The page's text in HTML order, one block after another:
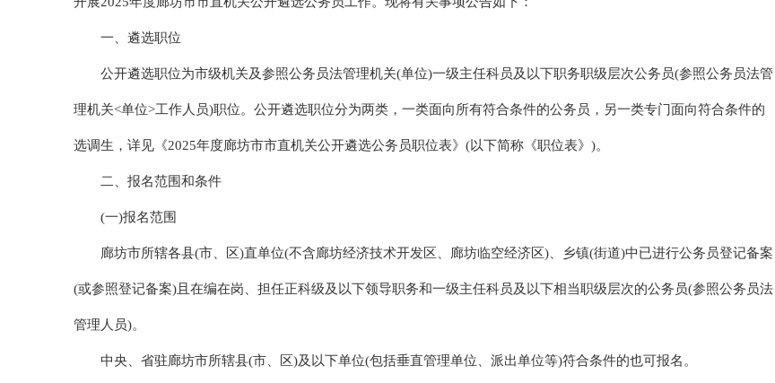
一、遴选职位
公开遴选职位为市级机关及参照公务员法管理机关(单位)一级主任科员及以下职务职级层次公务员(参照公务员法管
理机关<单位>工作人员)职位。公开遴选职位分为两类，一类面向所有符合条件的公务员，另一类专门面向符合条件的
选调生，详见《2025年度廊坊市市直机关公开遴选公务员职位表》(以下简称《职位表》)。
二、报名范围和条件
(一)报名范围
廊坊市所辖各县(市、区)直单位(不含廊坊经济技术开发区、廊坊临空经济区)、乡镇(街道)中已进行公务员登记备案
(或参照登记备案)且在编在岗、担任正科级及以下领导职务和一级主任科员及以下相当职级层次的公务员(参照公务员法
管理人员)。
中央、省驻廊坊市所辖县(市、区)及以下单位(包括垂直管理单位、派出单位等)符合条件的也可报名。